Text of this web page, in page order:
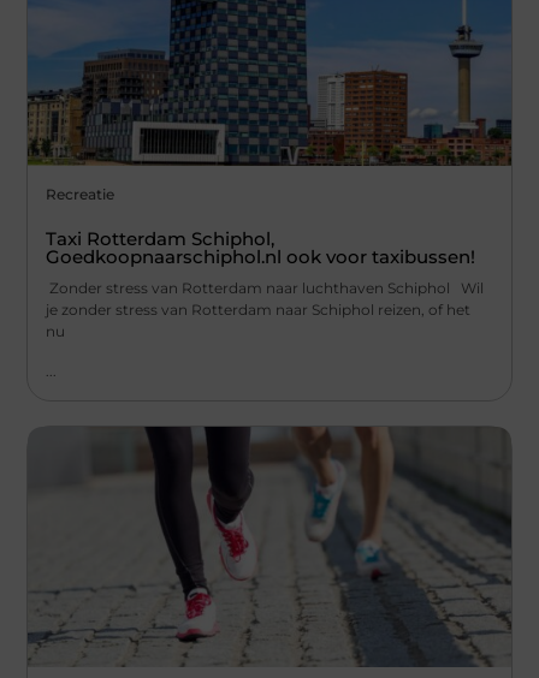
Recreatie
Taxi Rotterdam Schiphol,
Goedkoopnaarschiphol.nl ook voor taxibussen!
Zonder stress van Rotterdam naar luchthaven Schiphol Wil
je zonder stress van Rotterdam naar Schiphol reizen, of het
nu